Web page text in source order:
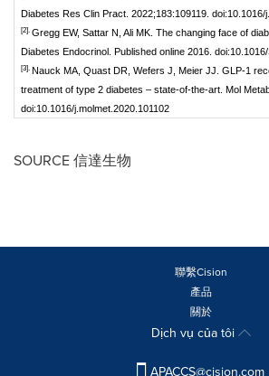
Diabetes Res Clin Pract. 2022;183:109119. doi:10.1016/
[2]. Gregg EW, Sattar N, Ali MK. The changing face of
Diabetes Endocrinol. Published online 2016.
[3]. Nauck MA, Quast DR, Wefers J, Meier JJ. GLP-1
treatment of type 2 diabetes – state-of-the-art. Mol
doi:10.1016/j.molmet.2020.101102
SOURCE 信達生物
聯繫Cision
產品
關於
Dịch vụ của tôi
APACCS@cision.com